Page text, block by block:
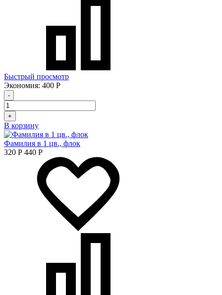
Быстрый просмотр
Экономия: 400 Р
-
+
В корзину
Фамилия в 1 цв., флок
320 Р 440 Р